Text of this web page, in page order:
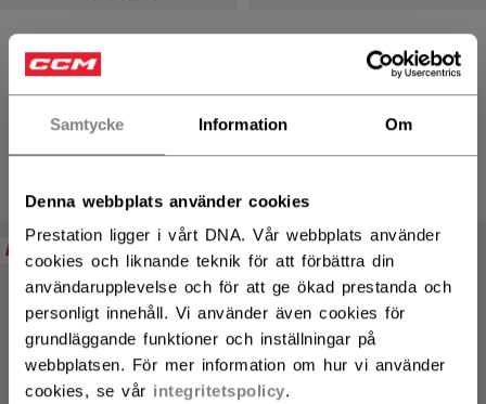
Samtycke Information Om
Denna webbplats använder cookies
Prestation ligger i vårt DNA. Vår webbplats använder
cookies och liknande teknik för att förbättra din
användarupplevelse och för att ge ökad prestanda och
personligt innehåll. Vi använder även cookies för
grundläggande funktioner och inställningar på
webbplatsen. För mer information om hur vi använder
cookies, se vår integritetspolicy.
PULLOVER HOODIE
LUVTRÖJA
PULLOVER HOODIE
NEW NEW